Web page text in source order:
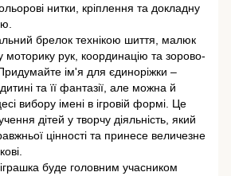
нитки, кріплення та докладну
брелок технікою шиття, малюк
моторику рук, координацію та зорово-
ім'я для єдиноріжки –
та її фантазії, але можна й
вибору імені в ігровій формі. Це
дітей у творчу діяльність, який
цінності та принесе величезне
буде головним учасником